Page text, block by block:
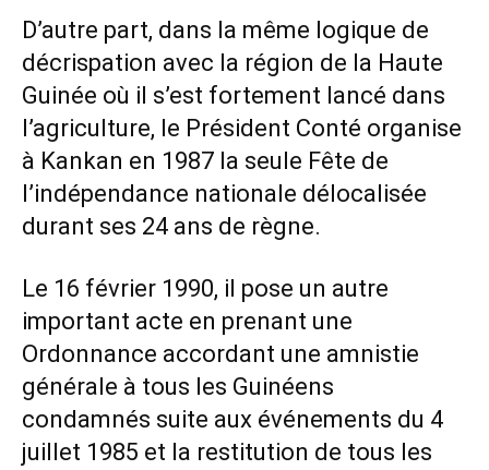
D’autre part, dans la même logique de
décrispation avec la région de la Haute
Guinée où il s’est fortement lancé dans
l’agriculture, le Président Conté organise
à Kankan en 1987 la seule Fête de
l’indépendance nationale délocalisée
durant ses 24 ans de règne.
Le 16 février 1990, il pose un autre
important acte en prenant une
Ordonnance accordant une amnistie
générale à tous les Guinéens
condamnés suite aux événements du 4
juillet 1985 et la restitution de tous les